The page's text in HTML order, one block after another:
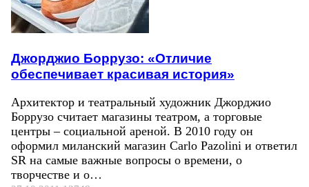
Джорджио Боррузо: «Отличие
обеспечивает красивая история»
Архитектор и театральный художник Джорджио
Боррузо считает магазины театром, а торговые
центры – социальной ареной. В 2010 году он
оформил миланский магазин Carlo Pazolini и ответил
SR на самые важные вопросы о времени, о
творчестве и о…